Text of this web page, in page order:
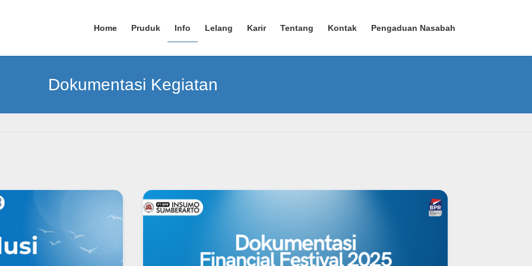
Home Pruduk Info Lelang Karir Tentang Kontak Pengaduan Nasabah
Dokumentasi Kegiatan